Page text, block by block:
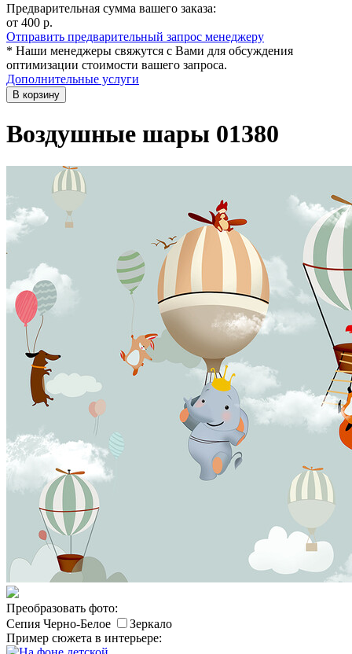
Предварительная сумма вашего заказа:
от 400 р.
Отправить предварительный запрос менеджеру
* Наши менеджеры свяжутся с Вами для обсуждения
оптимизации стоимости вашего запроса.
Дополнительные услуги
В корзину
Воздушные шары 01380
Преобразовать фото:
Сепия Черно-Белое
Зеркало
Пример сюжета в интерьере: